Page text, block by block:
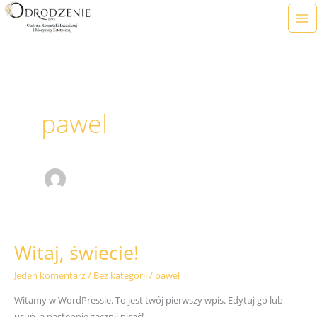
Przejdź
pawel
Witaj, świecie!
Jeden komentarz/ Bez kategorii/ pawel
Witamy w WordPressie. To jest twój pierwszy wpis. Edytuj go lub